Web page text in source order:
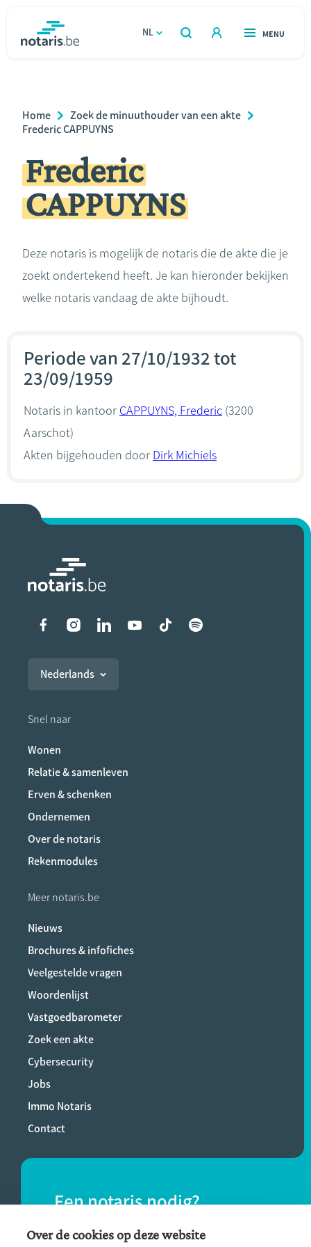
gaan
NL
OPEN
ZOEKEN
OPEN
MENU
Relatie & samenleven
Erven & schenken
Ondernemen
Rekenmodules
Breadcrumb
Home
Zoek de minuuthouder van een akte
Frederic CAPPUYNS
Frederic
CAPPUYNS
Deze notaris is mogelijk de notaris die de akte die je
zoekt ondertekend heeft. Je kan hieronder bekijken
welke notaris vandaag de akte bijhoudt.
Periode van 27/10/1932 tot
23/09/1959
Notaris in kantoor CAPPUYNS, Frederic (3200
Aarschot)
Akten bijgehouden door Dirk Michiels
Liens vers les réseaux
Nederlands
Snel naar
Wonen
Relatie & samenleven
Erven & schenken
Ondernemen
Over de notaris
Rekenmodules
Meer notaris.be
Nieuws
Brochures & infofiches
Veelgestelde vragen
Woordenlijst
Vastgoedbarometer
Zoek een akte
Cybersecurity
Jobs
Immo Notaris
Contact
Een notaris nodig?
Vind eenvoudig een notaris bij jou in de
Over de cookies op deze website